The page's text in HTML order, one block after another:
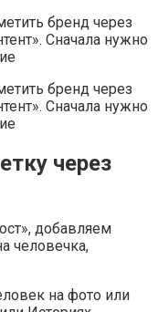
бренд через
Сначала нужно
бренд через
Сначала нужно
через
добавляем
человечка,
на фото или